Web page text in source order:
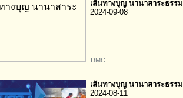
เส้นทางบุญ นานาสาระธรรม
2024-09-08
DMC
เส้นทางบุญ นานาสาระธรรม
2024-08-11